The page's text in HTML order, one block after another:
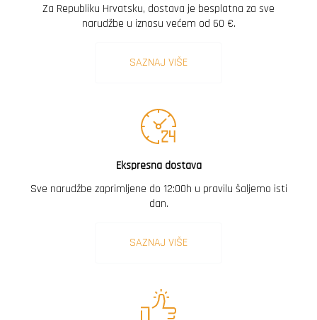
Za Republiku Hrvatsku, dostava je besplatna za sve
narudžbe u iznosu većem od 60 €.
SAZNAJ VIŠE
Ekspresna dostava
Sve narudžbe zaprimljene do 12:00h u pravilu šaljemo isti
dan.
SAZNAJ VIŠE